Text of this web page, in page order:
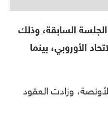
السابقة، وذلك
الأوروبي، بينما
مرتفعاً 0.1 بالمئة إلى 1482.54 دولار للأونصة، وزادت العقود